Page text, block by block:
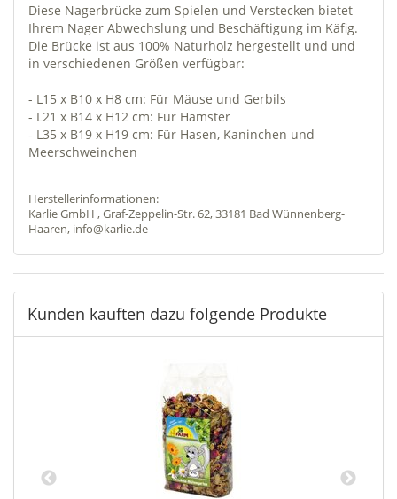
Diese Nagerbrücke zum Spielen und Verstecken bietet
Ihrem Nager Abwechslung und Beschäftigung im Käfig.
Die Brücke ist aus 100% Naturholz hergestellt und und
in verschiedenen Größen verfügbar:
- L15 x B10 x H8 cm: Für Mäuse und Gerbils
- L21 x B14 x H12 cm: Für Hamster
- L35 x B19 x H19 cm: Für Hasen, Kaninchen und
Meerschweinchen
Herstellerinformationen:
Karlie GmbH , Graf-Zeppelin-Str. 62, 33181 Bad Wünnenberg-
Haaren, info@karlie.de
Kunden kauften dazu folgende Produkte